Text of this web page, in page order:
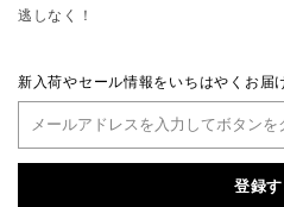
逃しなく！
新入荷やセール情報をいちはやくお届
登録